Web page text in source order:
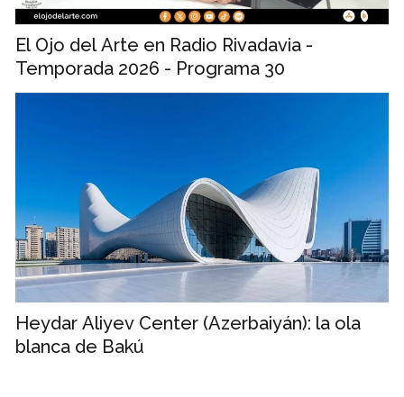
El Ojo del Arte en Radio Rivadavia -
Temporada 2026 - Programa 30
Heydar Aliyev Center (Azerbaiyán): la ola
blanca de Bakú